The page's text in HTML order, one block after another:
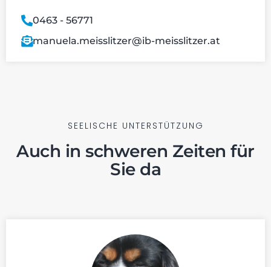
0463 - 56771
manuela.meisslitzer@ib-meisslitzer.at
SEELISCHE UNTERSTÜTZUNG
Auch in schweren Zeiten für
Sie da